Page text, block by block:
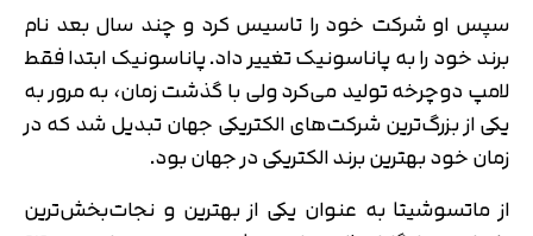
سپس او شرکت خود را تاسیس کرد و چند سال بعد نام
برند خود را به پاناسونیک تغییر داد. پاناسونیک ابتدا فقط
لامپ دوچرخه تولید می‌کرد ولی با گذشت زمان، به مرور به
یکی از بزرگ‌ترین شرکت‌های الکتریکی جهان تبدیل شد که در
زمان خود بهترین برند الکتریکی در جهان بود.
از ماتسوشیتا به عنوان یکی از بهترین و نجات‌بخش‌ترین